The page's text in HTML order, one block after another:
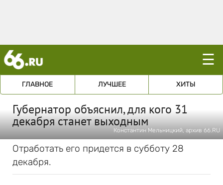
☰
ГЛАВНОЕ ЛУЧШЕЕ ХИТЫ
Губернатор объяснил, для кого 31
декабря станет выходным
Константин Мельницкий, архив 66.RU
Отработать его придется в субботу 28
декабря.